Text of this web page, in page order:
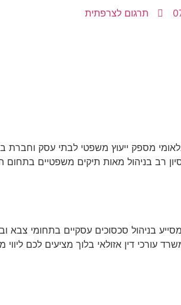
תרגום לצרפתית
מספק ייעוץ משפטי לבתי עסק וחברת
רב בניהול מאות תיקים משפטיים בתחום
בניהול סכסוכים עסקיים בתחומי צבא
עורכי דין אזולאי בלוך מציעים לכם